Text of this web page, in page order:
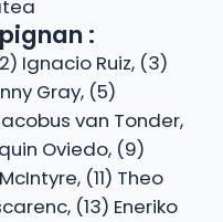
:
Ignacio Ruiz, (3)
Gray, (5)
van Tonder,
Oviedo, (9)
(11) Theo
(13) Eneriko